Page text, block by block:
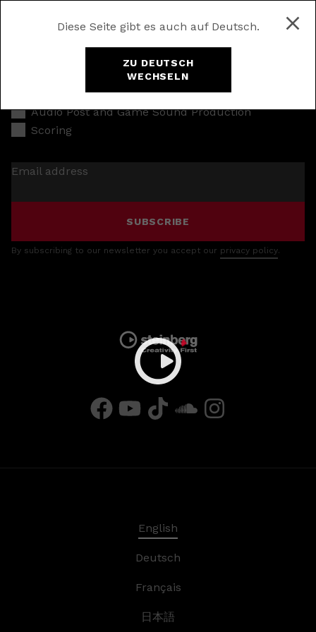
Diese Seite gibt es auch auf Deutsch.
ZU DEUTSCH
WECHSELN
Music Production
Audio Post and Game Sound Production
Scoring
Email address
SUBSCRIBE
By subscribing to our newsletter you accept our privacy policy.
English
Deutsch
Français
日本語